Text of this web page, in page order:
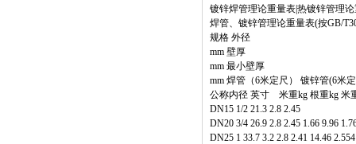
镀锌焊管理论重量表|热镀锌管理
焊管、镀锌管理论重量表(按GB/
规格 外径
mm 壁厚
mm 最小壁厚
mm 焊管（6米定尺） 镀锌管(6米
公称内径 英寸 米重kg 根重kg 米
DN15 1/2 21.3 2.8 2.45
DN20 3/4 26.9 2.8 2.45 1.66 9.96
DN25 1 33.7 3.2 2.8 2.41 14.46